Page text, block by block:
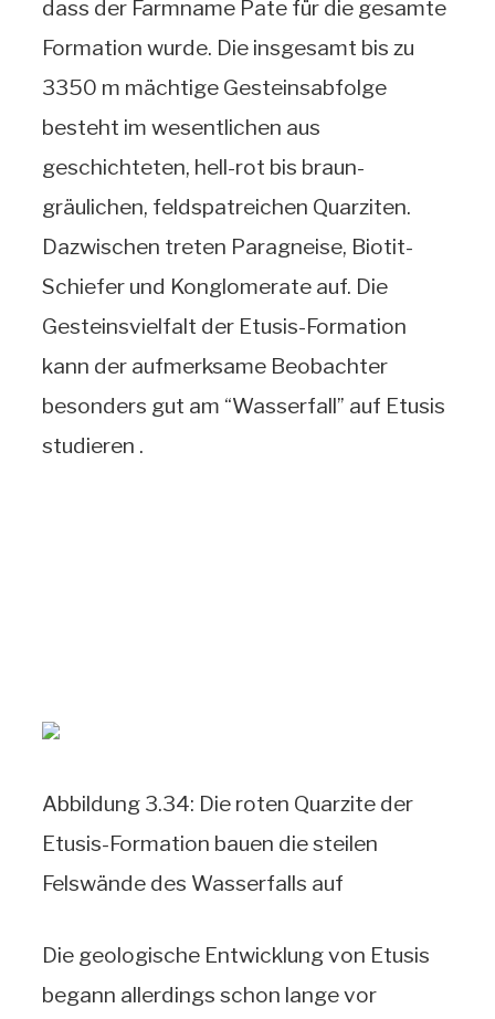
dass der Farmname Pate für die gesamte
Formation wurde. Die insgesamt bis zu
3350 m mächtige Gesteinsabfolge
besteht im wesentlichen aus
geschichteten, hell-rot bis braun-
gräulichen, feldspatreichen Quarziten.
Dazwischen treten Paragneise, Biotit-
Schiefer und Konglomerate auf. Die
Gesteinsvielfalt der Etusis-Formation
kann der aufmerksame Beobachter
besonders gut am “Wasserfall” auf Etusis
studieren .
Abbildung 3.34: Die roten Quarzite der
Etusis-Formation bauen die steilen
Felswände des Wasserfalls auf
Die geologische Entwicklung von Etusis
begann allerdings schon lange vor